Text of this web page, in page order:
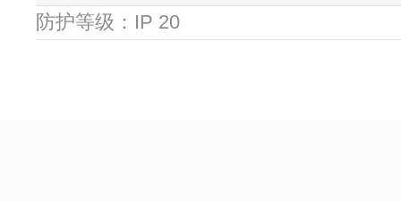
防护等级：IP 20